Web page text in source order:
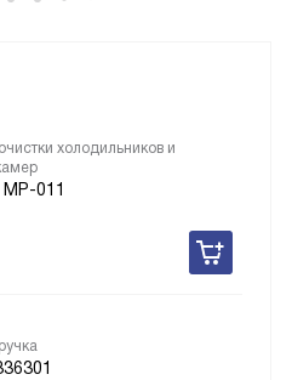
холодильников и
011